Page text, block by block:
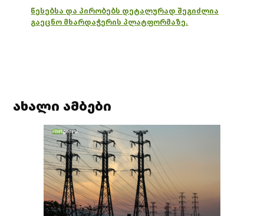
წესებსა და პირობებს დეტალურად შეგიძლია
გაეცნო მხარდაჭერის პლატფორმაზე.
ახალი ამბები